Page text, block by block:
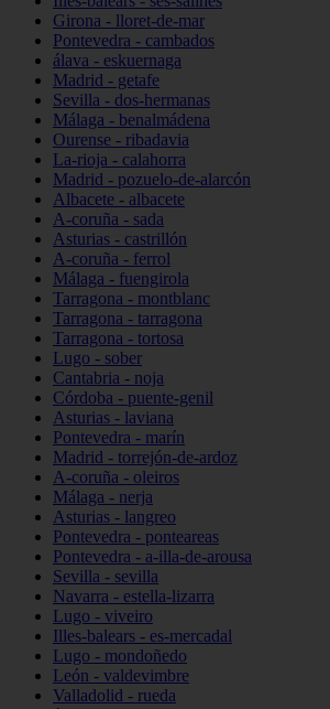
Girona - lloret-de-mar
Pontevedra - cambados
álava - eskuernaga
Madrid - getafe
Sevilla - dos-hermanas
Málaga - benalmádena
Ourense - ribadavia
La-rioja - calahorra
Madrid - pozuelo-de-alarcón
Albacete - albacete
A-coruña - sada
Asturias - castrillón
A-coruña - ferrol
Málaga - fuengirola
Tarragona - montblanc
Tarragona - tarragona
Tarragona - tortosa
Lugo - sober
Cantabria - noja
Córdoba - puente-genil
Asturias - laviana
Pontevedra - marín
Madrid - torrejón-de-ardoz
A-coruña - oleiros
Málaga - nerja
Asturias - langreo
Pontevedra - ponteareas
Pontevedra - a-illa-de-arousa
Sevilla - sevilla
Navarra - estella-lizarra
Lugo - viveiro
Illes-balears - es-mercadal
Lugo - mondoñedo
León - valdevimbre
Valladolid - rueda